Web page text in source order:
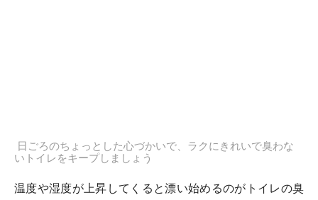
日ごろのちょっとした心づかいで、ラクにきれいで臭わな
いトイレをキープしましょう
温度や湿度が上昇してくると漂い始めるのがトイレの臭